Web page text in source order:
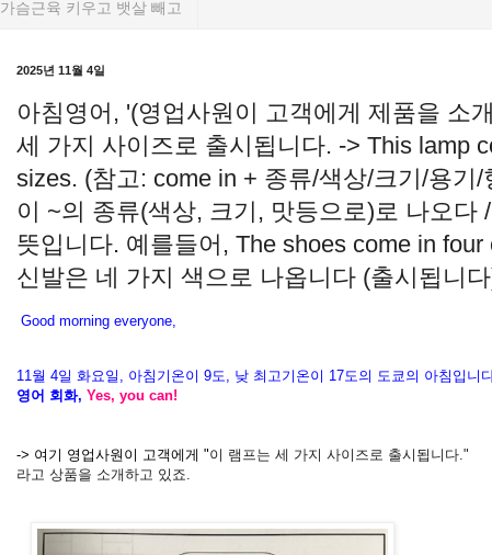
가슴근육 키우고 뱃살 빼고
2025년 11월 4일
아침영어, '(영업사원이 고객에게 제품을 소
세 가지 사이즈로 출시됩니다. -> This lamp
sizes. (참고: come in + 종류/색상/크기/용기/
이 ~의 종류(색상, 크기, 맛등으로)로 나오다
뜻입니다. 예를들어, The shoes come in
신발은 네 가지 색으로 나옵니다 (출시됩니
Good morning everyone,
11월 4일 화요일 아침기온이 9도 낮 최고기온이 17도 의 도 쿄의 아침입니
영어 회화, Yes, you can!
-> 여기 영업사원이 고객에게 "이 램프는 세 가지 사이즈로 출시됩니다 ."
라고 상품을 소개하고 있죠.